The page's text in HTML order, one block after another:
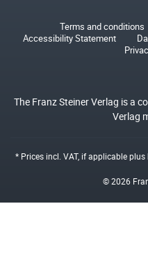
Terms and conditions
Accessibility Statement
The Franz Steiner Verlag is a
Verlag
* Prices incl. VAT, if applicable plus
© 2026